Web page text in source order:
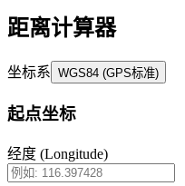
距离计算器
坐标系 WGS84 (GPS标准)
起点坐标
经度 (Longitude)